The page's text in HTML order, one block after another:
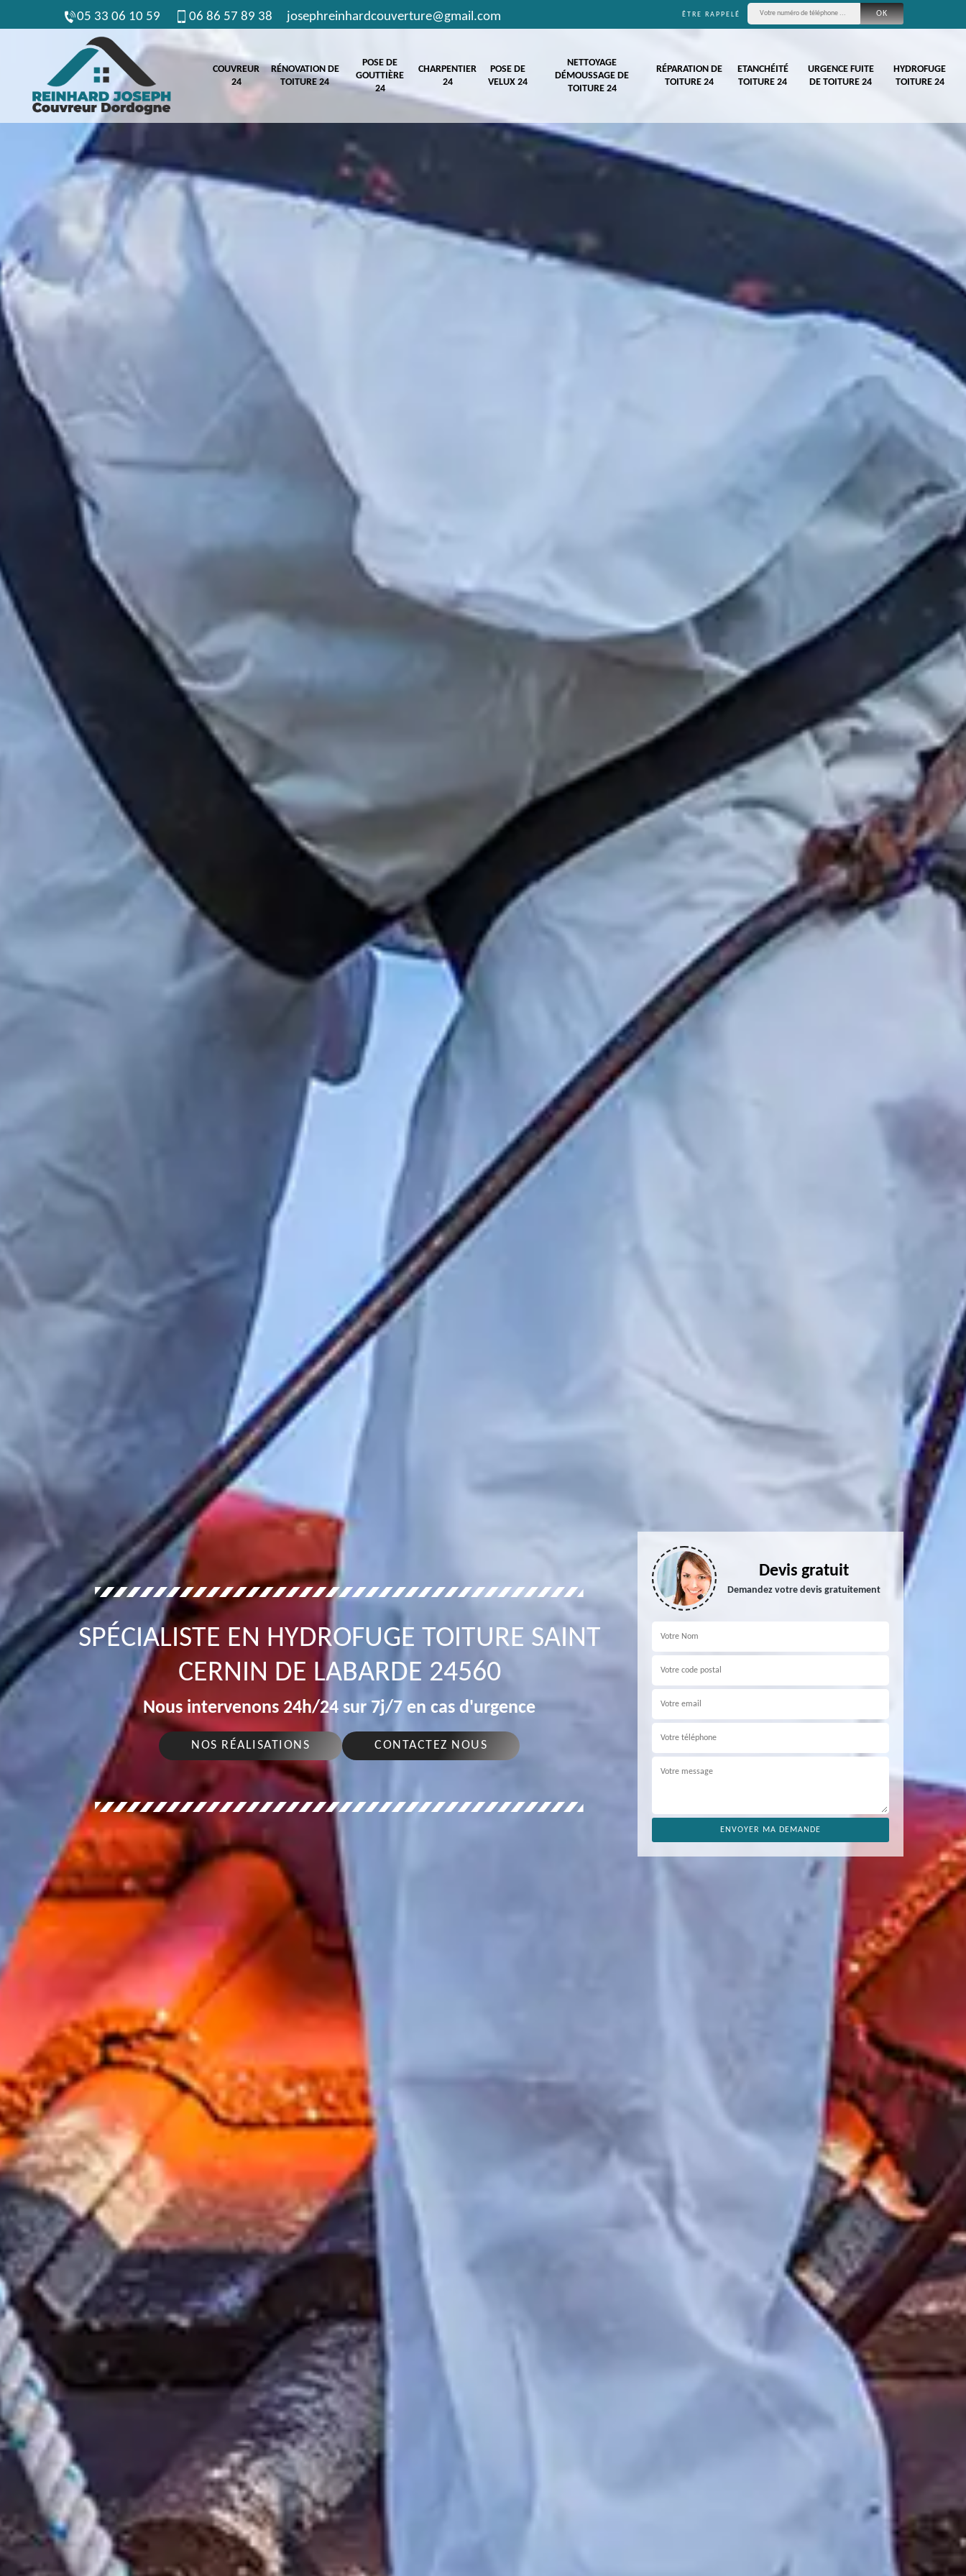
05 33 06 10 59 06 86 57 89 38 josephreinhardcouverture@gmail.com ÊTRE RAPPELÉ
COUVREUR
24
RÉNOVATION DE
TOITURE 24
POSE DE
GOUTTIÈRE
24
CHARPENTIER
24
POSE DE
VELUX 24
NETTOYAGE
DÉMOUSSAGE DE
TOITURE 24
RÉPARATION DE
TOITURE 24
ETANCHÉITÉ
TOITURE 24
URGENCE FUITE
DE TOITURE 24
HYDROFUGE
TOITURE 24
SPÉCIALISTE EN HYDROFUGE TOITURE SAINT
CERNIN DE LABARDE 24560
Nous intervenons 24h/24 sur 7j/7 en cas d'urgence
NOS RÉALISATIONS CONTACTEZ NOUS
Devis gratuit
Demandez votre devis gratuitement